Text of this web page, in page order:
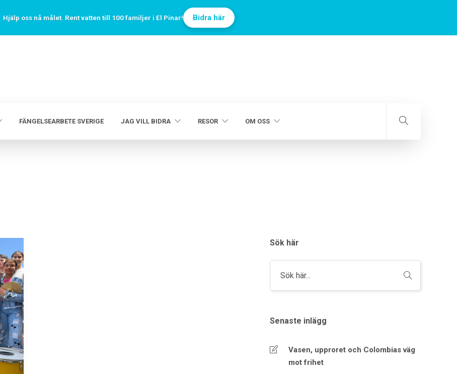
Hjälp oss nå målet. Rent vatten till 100 familjer i El Pinar! Bidra här
FÄNGELSEARBETE SVERIGE JAG VILL BIDRA RESOR OM OSS
Sök här
Senaste inlägg
Vasen, upproret och Colombias väg
mot frihet